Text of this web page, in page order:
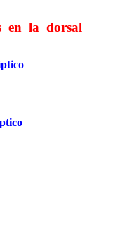
en la dorsal
– – – – –